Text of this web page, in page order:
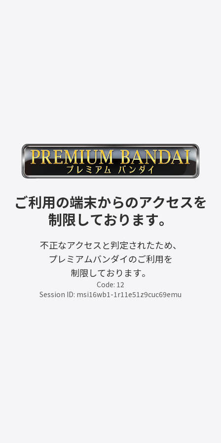
ご利用の端末からのアクセスを
制限しております。
不正なアクセスと判定されたため、
プレミアムバンダイのご利用を
制限しております。
Code: 12
Session ID: msi16wb1-1r11e51z9cuc69emu